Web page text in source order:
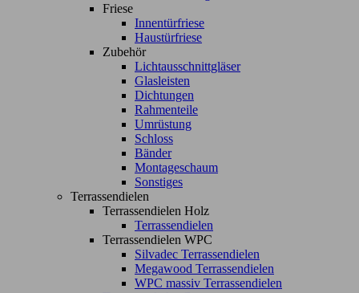
Friese
Innentürfriese
Haustürfriese
Zubehör
Lichtausschnittgläser
Glasleisten
Dichtungen
Rahmenteile
Umrüstung
Schloss
Bänder
Montageschaum
Sonstiges
Terrassendielen
Terrassendielen Holz
Terrassendielen
Terrassendielen WPC
Silvadec Terrassendielen
Megawood Terrassendielen
WPC massiv Terrassendielen